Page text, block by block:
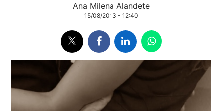
Ana Milena Alandete
15/08/2013 - 12:40